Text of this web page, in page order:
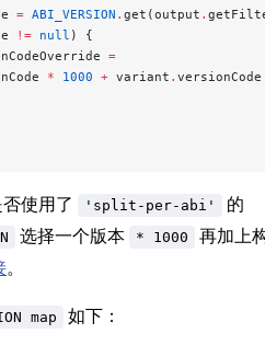
= ABI_VERSION . get(output .
!= null ) {
=
* 1000 + variant . versionCode
使用了 'split-per-abi'
的
选择一个版本 * 1000
再加上
。
map 如下：